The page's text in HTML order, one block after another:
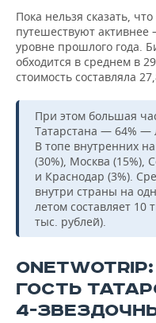
Пока нельзя сказать,
путешествуют активнее
уровне прошлого года.
обходится в среднем в
стоимость составляла
При этом большая
Татарстана — 64% —
В топе внутренних
(30%), Москва (15%),
и Краснодар (3%).
внутри страны на
летом составляет 10
тыс. рублей).
ГОСТЬ
4-